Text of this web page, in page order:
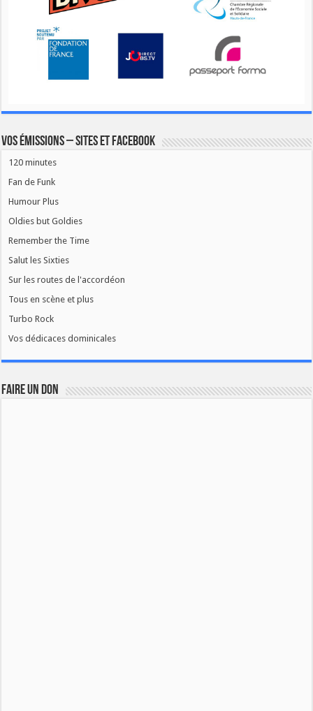
Vos émissions – Sites et Facebook
120 minutes
Fan de Funk
Humour Plus
Oldies but Goldies
Remember the Time
Salut les Sixties
Sur les routes de l'accordéon
Tous en scène et plus
Turbo Rock
Vos dédicaces dominicales
FAIRE UN DON